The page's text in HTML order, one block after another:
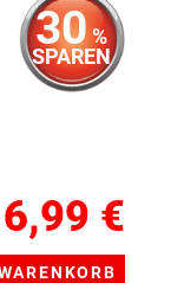
30 %
SPAREN
6,99 €